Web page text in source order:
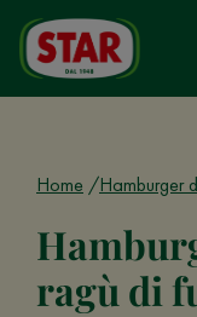
Home Hamburger
ragù di